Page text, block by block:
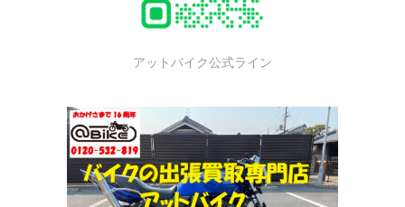
アットバイク公式ライン